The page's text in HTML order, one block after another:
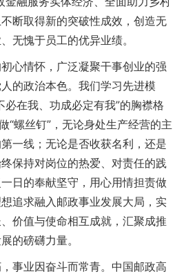
断取得新的突破性成效，创造无
无愧于员工的优异业绩。
情怀，广泛凝聚干事创业的强
的政治本色。我们学习先进模
必在我、功成必定有我”的胸襟格
“螺丝钉”，无论身处生产经营的主
一线；无论是否收获名利，还是
保持对岗位的热爱、对责任的践
日的奉献坚守，用心用情担责做
追求融入邮政事业发展大局，实
价值与使命相互成就，汇聚成推
的磅礴力量。
业因奋斗而常青。中国邮政高